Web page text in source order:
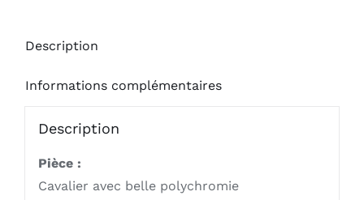
Description
Informations complémentaires
Description
Pièce :
Cavalier avec belle polychromie